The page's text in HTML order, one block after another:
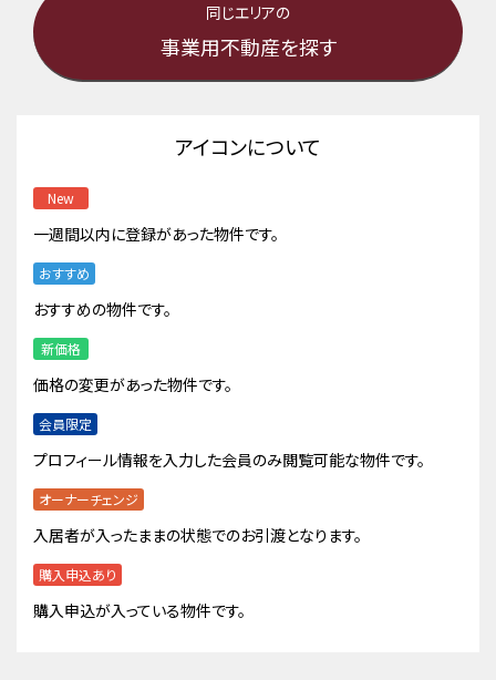
同じエリアの
事業用不動産を探す
アイコンについて
New
一週間以内に登録があった物件です。
おすすめ
おすすめの物件です。
新価格
価格の変更があった物件です。
会員限定
プロフィール情報を入力した会員のみ閲覧可能な物件です。
オーナーチェンジ
入居者が入ったままの状態でのお引渡となります。
購入申込あり
購入申込が入っている物件です。